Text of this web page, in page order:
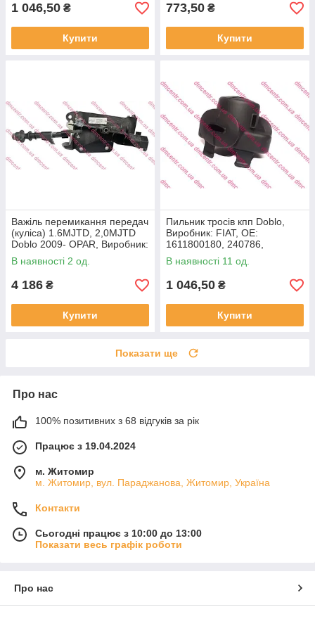
1 046,50 ₴
Купити
773,50 ₴
Купити
Важіль перемикання передач
(куліса) 1.6MJTD, 2,0MJTD
Doblo 2009- OPAR, Виробник:
FIAT, OE: 55346828,
46313490
В наявності 2 од.
4 186 ₴
Купити
Пильник тросів кпп Doblo,
Виробник: FIAT, OE:
1611800180, 240786,
55254340, 46433442,
55209170, 68239968AA
В наявності 11 од.
1 046,50 ₴
Купити
Показати ще
Про нас
100% позитивних з 68 відгуків за рік
Працює з 19.04.2024
м. Житомир
м. Житомир, вул. Параджанова, Житомир, Україна
Контакти
Сьогодні працює з 10:00 до 13:00
Показати весь графік роботи
Про нас